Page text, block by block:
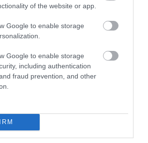
of the website or app.
Google to enable storage
Google to enable storage
including authentication
fraud prevention, and other
EGÉSZEN MÁS ARCOT MUTAT